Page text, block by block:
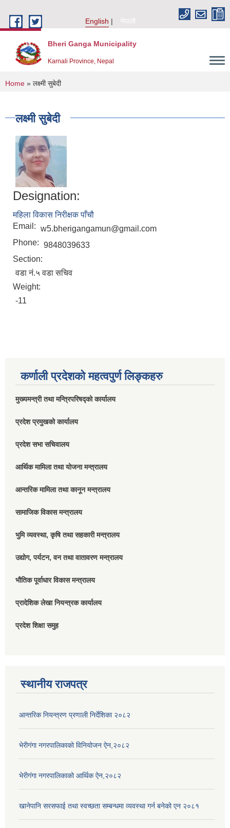
English
नेपाली
Bheri Ganga Municipality
Karnali Province, Nepal
You are here
Home » लक्ष्मी सुबेदी
लक्ष्मी सुबेदी
Designation:
महिला विकास निरीक्षक पाँचौ
Email: w5.bherigangamun@gmail.com
Phone: 9848039633
Section:
वडा नं.५ वडा सचिव
Weight:
-11
कर्णाली प्रदेशको महत्वपुर्ण लिङ्कहरु
मुख्यमन्त्री तथा मन्त्रिपरिषद्को कार्यालय
प्रदेश प्रमुखको कार्यालय
प्रदेश सभा सचिवालय
आर्थिक मामिला तथा योजना मन्त्रालय
आन्तरिक मामिला तथा कानून मन्त्रालय
सामाजिक विकास मन्त्रालय
भुमि व्यवस्था, कृषि तथा सहकारी मन्त्रालय
उद्योग, पर्यटन, वन तथा वातावरण मन्त्रालय
भौतिक पूर्वाधार विकास मन्त्रालय
प्रादेशिक लेखा नियन्त्रक कार्यालय
प्रदेश शिक्षा समुह
स्थानीय राजपत्र
आन्तरिक नियन्त्रण प्रणाली निर्देशिका २०८२
भेरीगंगा नगरपालिकाको विनियोजन ऐन,२०८२
भेरीगंगा नगरपालिकाको आर्थिक ऐन,२०८२
खानेपानि सरसफाई तथा स्वच्छता सम्बन्धमा व्यवस्था गर्न बनेको एन २०८१